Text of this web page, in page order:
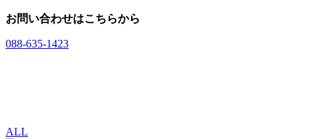
お問い合わせはこちらから
088-635-1423
ALL